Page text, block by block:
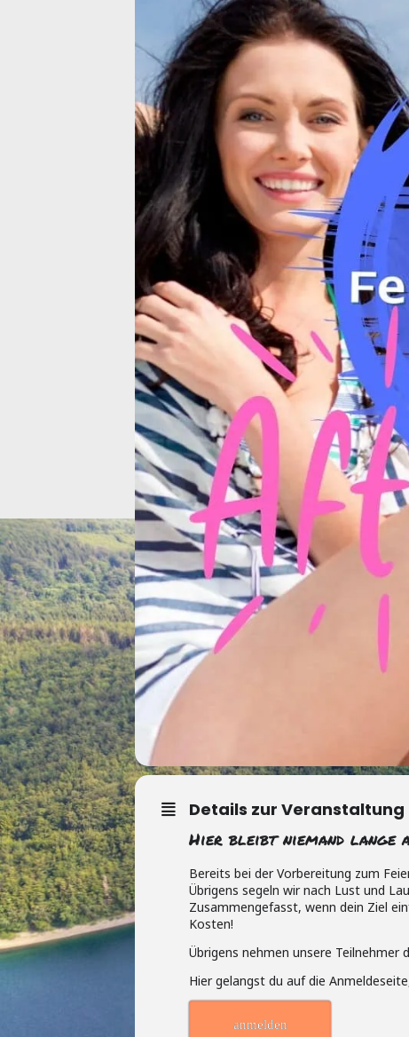
Details zur Veranstaltung
Hier bleibt niemand lange
Bereits bei der Vorbereitung zum
Übrigens segeln wir nach Lust und
Zusammengefasst, wenn dein Ziel
Kosten!
Übrigens nehmen unsere Teilnehmer
Hier gelangst du auf die
anmelden